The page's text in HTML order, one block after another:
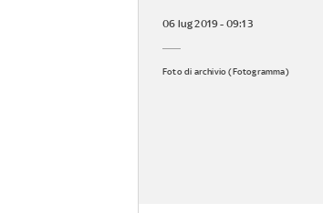
06 lug 2019 - 09:13
Foto di archivio (Fotogramma)